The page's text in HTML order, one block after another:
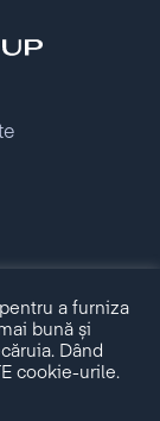
a furniza
bună și
Dând
cookie-urile.